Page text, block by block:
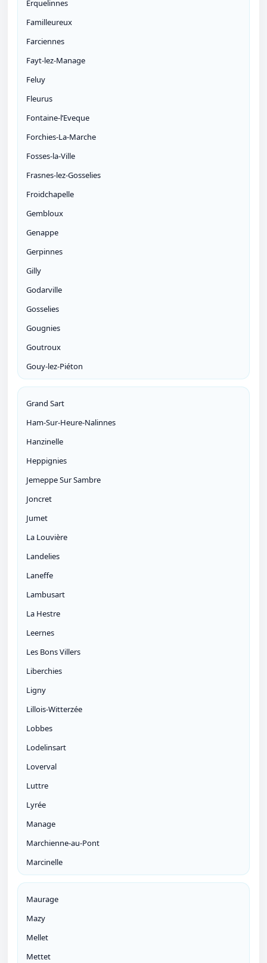
Erquelinnes
Familleureux
Farciennes
Fayt-lez-Manage
Feluy
Fleurus
Fontaine-l’Eveque
Forchies-La-Marche
Fosses-la-Ville
Frasnes-lez-Gosselies
Froidchapelle
Gembloux
Genappe
Gerpinnes
Gilly
Godarville
Gosselies
Gougnies
Goutroux
Gouy-lez-Piéton
Grand Sart
Ham-Sur-Heure-Nalinnes
Hanzinelle
Heppignies
Jemeppe Sur Sambre
Joncret
Jumet
La Louvière
Landelies
Laneffe
Lambusart
La Hestre
Leernes
Les Bons Villers
Liberchies
Ligny
Lillois-Witterzée
Lobbes
Lodelinsart
Loverval
Luttre
Lyrée
Manage
Marchienne-au-Pont
Marcinelle
Maurage
Mazy
Mellet
Mettet